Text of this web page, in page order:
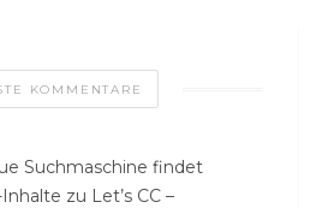
KOMMENTARE
Suchmaschine findet
zu Let’s CC –